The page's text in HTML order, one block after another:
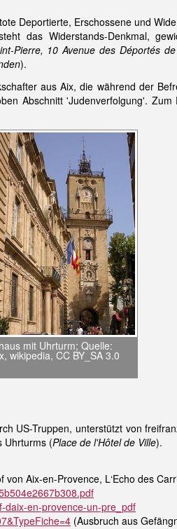
Deportierte, Erschossene und
das Widerstands-Denkmal,
Pierre, 10 Avenue des Déportés
).
aus Aix, die während der
Abschnitt 'Judenverfolgung'.
mit Uhrturm; Quelle:
wikipedia, CC BY_SA 3.0
US-Truppen, unterstützt von
Uhrturms (Place de l'Hôtel de Ville).
Aix-en-Provence, L‘Echo des
daix-en-provence-un-pre_pdf
(Ausbruch aus